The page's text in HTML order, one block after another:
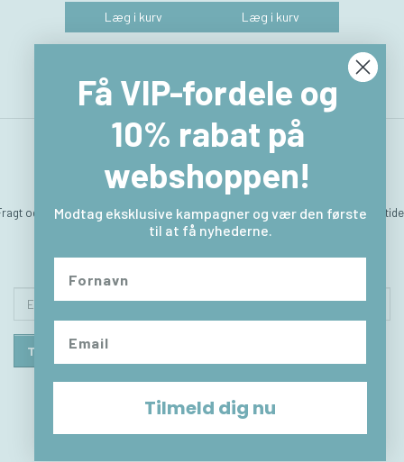
Læg i kurv Læg i kurv
og leveringHvem er viBetingelser & VilkårSitemap Kontakt &
ReturlabelFortryd købet
adresse
Tilmeld Afmeld
Få VIP-fordele og
10% rabat på
webshoppen!
Modtag eksklusive kampagner og vær den første
til at få nyhederne.
Tilmeld dig nu